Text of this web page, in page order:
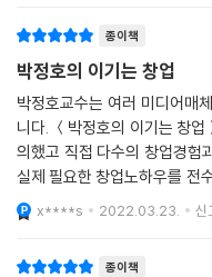
다. 기존의 사업을 조금 변형하
형해도 창업은 가능하다. 세상
기 때문일 수도 있고, 과거에
없던 제품과 서비스는 투자자
“아이디어는 싸지만 실행은
창업 현장에서는 아무리 열심
수시로 발생한다. 믿었던 동업
응이 좋았던 제품도 막상 판매
종이책
박정호의 이기는 창업
박정호교수는 여러 미디어매
니다. ＜박정호의 이기는 창
의했고 직접 다수의 창업경험
실제 필요한 창업노하우를 전
니스의 강좌를 만들었고 영상을 책으로
지대 특임교수
x****s 2022.03.23. 신
종이책